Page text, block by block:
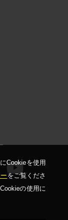
Cookieを使⽤
をご覧くださ
の使⽤に